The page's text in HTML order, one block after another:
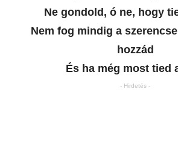
Ne gondold, ó ne, hogy
Nem fog mindig a
hozzád
És ha még most tied
- Hirdetés -